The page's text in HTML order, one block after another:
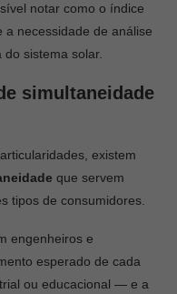
notar como o índice
necessidade de análise
sistema solar.
simultaneidade
existem
que servem
tipos de consumidores.
engenheiros e
esperado de cada
ou educacional — e a